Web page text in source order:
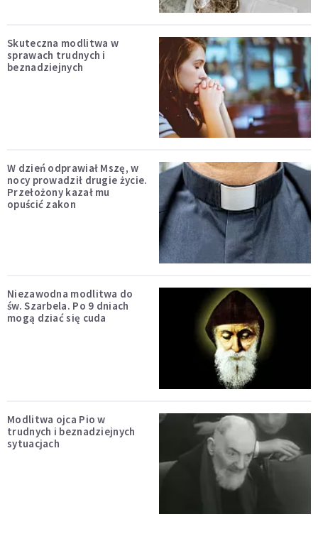
Skuteczna modlitwa w
sprawach trudnych i
beznadziejnych
W dzień odprawiał Mszę, w
nocy prowadził drugie życie.
Przełożony kazał mu
opuścić zakon
Niezawodna modlitwa do
św. Szarbela. Po 9 dniach
mogą dziać się cuda
Modlitwa ojca Pio w
trudnych i beznadziejnych
sytuacjach